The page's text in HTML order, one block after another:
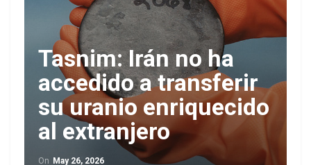
Tasnim: Irán no ha
accedido a transferir
su uranio enriquecido
al extranjero
On May 26, 2026